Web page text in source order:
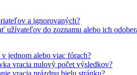
a ignorovaných?
užívateľov do zoznamu alebo ich
jednom alebo viac fórach?
vracia nulový počet výsledkov?